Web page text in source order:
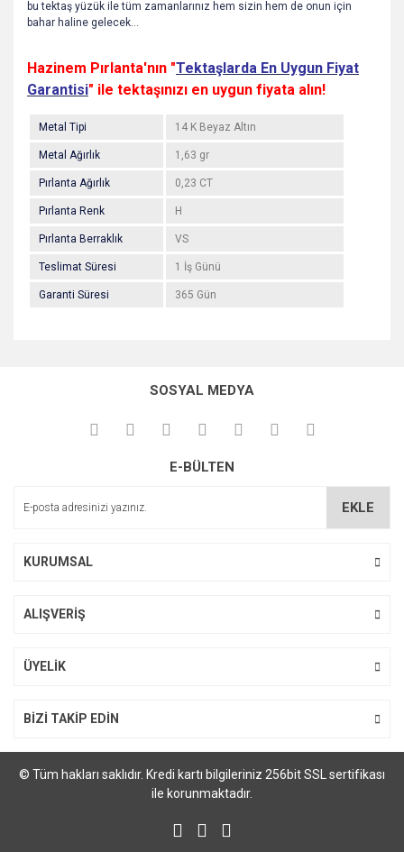
bu tektaş yüzük ile tüm zamanlarınız hem sizin hem de onun için
bahar haline gelecek...
Hazinem Pırlanta'nın "Tektaşlarda En Uygun Fiyat
Garantisi" ile tektaşınızı en uygun fiyata alın!
Metal Tipi 14 K Beyaz Altın
Metal Ağırlık 1,63 gr
Pırlanta Ağırlık 0,23 CT
Pırlanta Renk H
Pırlanta Berraklık VS
Teslimat Süresi 1 İş Günü
Garanti Süresi 365 Gün
kullanarak tarafımıza iletebilirsiniz.
Görüş ve önerileriniz için teşekkür ederiz.
Ürün açıklamasında eksik bilgiler bulunuyor.
SOSYAL MEDYA
E-BÜLTEN
EKLE
KURUMSAL
ALIŞVERİŞ
ÜYELİK
BİZİ TAKİP EDİN
© Tüm hakları saklıdır. Kredi kartı bilgileriniz 256bit SSL sertifikası
ile korunmaktadır.